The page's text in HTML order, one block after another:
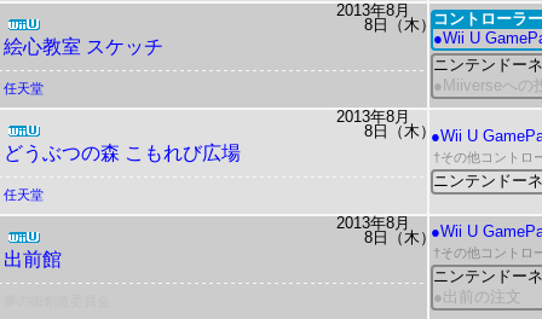
2013年8月
8日（木）
絵心教室 スケッチ
コントローラ
●Wii U
ニンテンドー
●Miiverseへの
任天堂
2013年8月
8日（木）
どうぶつの森 こもれび広場
●Wii U
†その他コントロ
ニンテンドー
任天堂
2013年8月
8日（木）
出前館
●Wii U
†その他コントロ
ニンテンドー
●出前の注文